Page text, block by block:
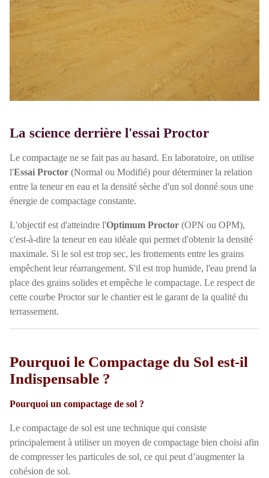
La science derrière l'essai Proctor
Le compactage ne se fait pas au hasard. En laboratoire, on utilise
l'Essai Proctor (Normal ou Modifié) pour déterminer la relation
entre la teneur en eau et la densité sèche d'un sol donné sous une
énergie de compactage constante.
L'objectif est d'atteindre l'Optimum Proctor (OPN ou OPM),
c'est-à-dire la teneur en eau idéale qui permet d'obtenir la densité
maximale. Si le sol est trop sec, les frottements entre les grains
empêchent leur réarrangement. S'il est trop humide, l'eau prend la
place des grains solides et empêche le compactage. Le respect de
cette courbe Proctor sur le chantier est le garant de la qualité du
terrassement.
Pourquoi le Compactage du Sol est-il
Indispensable ?
Pourquoi un compactage de sol ?
Le compactage de sol est une technique qui consiste
principalement à utiliser un moyen de compactage bien choisi afin
de compresser les particules de sol, ce qui peut d’augmenter la
cohésion de sol.